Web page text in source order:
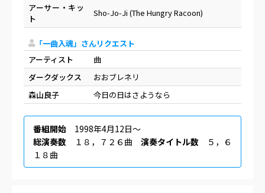
アーサー・キッ
ト
Sho-Jo-Ji (The Hungry Racoon)
「一曲入魂」さんリクエスト
アーティスト
曲
ダークダックス
おおブレネリ
森山良子
今日の日はさようなら
番組開始 1998年4月12日〜
総演奏数 １８，７２６曲 演奏タイトル数 ５，６
１８曲